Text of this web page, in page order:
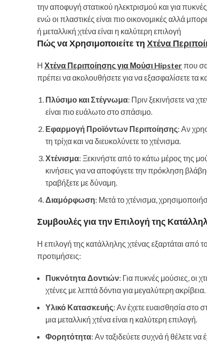
την αποφυγή στατικού ηλεκτρισμού και για
ενώ οι πλαστικές είναι πιο οικονομικές αλλά
ή μεταλλική χτένα είναι η καλύτερη επιλογή
Πώς να Χρησιμοποιείτε τη Χτένα
Η Χτένα Περιποίησης για Μούσι Hipsterπου
πρέπει να ακολουθήσετε για να εξασφαλίσετε τα
Πλύσιμο και Στέγνωμα: Πριν ξεκινήσετε να
είναι πιο ευάλωτο στο σπάσιμο.
Εφαρμογή Προϊόντων Περιποίησης: Αν
τη τρίχα και να διευκολύνετε το χτένισμα.
Χτένισμα: Ξεκινήστε από το κάτω μέρος της
κινήσεις για να αποφύγετε την πρόκληση
τραβήξετε με δύναμη.
Διαμόρφωση: Μετά το χτένισμα,
Συμβουλές για την Επιλογή της
Η επιλογή της κατάλληλης χτένας εξαρτάται από
προτιμήσεις:
Πυκνότητα Δοντιών: Για πυκνές μούσιες, οι
χτένες με λεπτά δόντια για μεγαλύτερη ακρίβεια.
Υλικό Κατασκευής: Αν έχετε ευαισθησία στο
μια μεταλλική χτένα είναι η καλύτερη επιλογή.
Φορητότητα: Αν ταξιδεύετε συχνά ή θέλετε να